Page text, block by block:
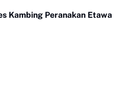
Kambing Peranakan Etawa